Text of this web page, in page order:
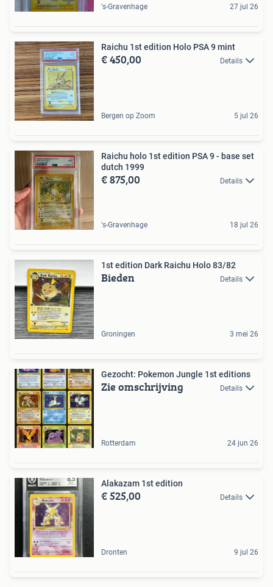
's-Gravenhage 27 jul 26
Raichu 1st edition Holo PSA 9 mint
€ 450,00 Details
Bergen op Zoom 5 jul 26
Raichu holo 1st edition PSA 9 - base set
dutch 1999
€ 875,00 Details
's-Gravenhage 18 jul 26
1st edition Dark Raichu Holo 83/82
Bieden Details
Groningen 3 mei 26
Gezocht: Pokemon Jungle 1st editions
Zie omschrijving Details
Rotterdam 24 jun 26
Alakazam 1st edition
€ 525,00 Details
Dronten 9 jul 26